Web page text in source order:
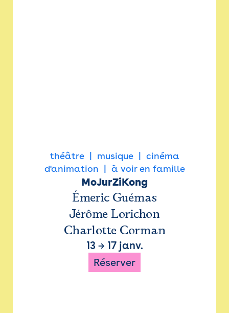
théâtre musique
cinéma
d'animation
à voir en famille
MoJurZiKong
Émeric Guémas
Jérôme Lorichon
Charlotte Corman
13→ 17 janv.
Réserver